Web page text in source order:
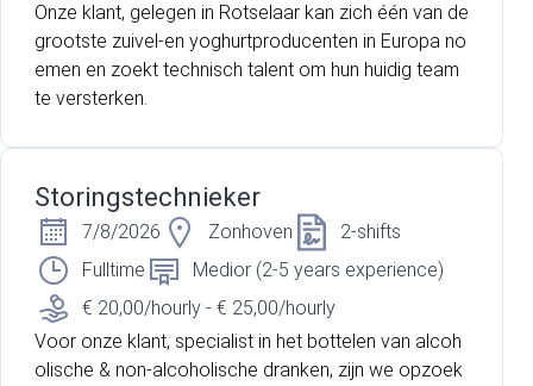
Onze klant, gelegen in Rotselaar kan zich één van de
grootste zuivel-en yoghurtproducenten in Europa no
emen en zoekt technisch talent om hun huidig team
te versterken.
Storingstechnieker
7/8/2026 Zonhoven
2-shifts
Fulltime
Medior (2-5 years experience)
€ 20,00/hourly - € 25,00/hourly
Voor onze klant, specialist in het bottelen van alcoh
olische & non-alcoholische dranken, zijn we opzoek